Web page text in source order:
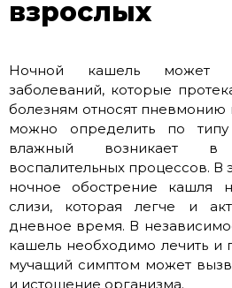
взрослых
Ночной кашель может
заболеваний, которые
болезням относят пневмонию
можно определить по
влажный возникает в
воспалительных процессов. В
ночное обострение кашля
слизи, которая легче и
дневное время. В
кашель необходимо лечить и
мучащий симптом может
и истощение организма.